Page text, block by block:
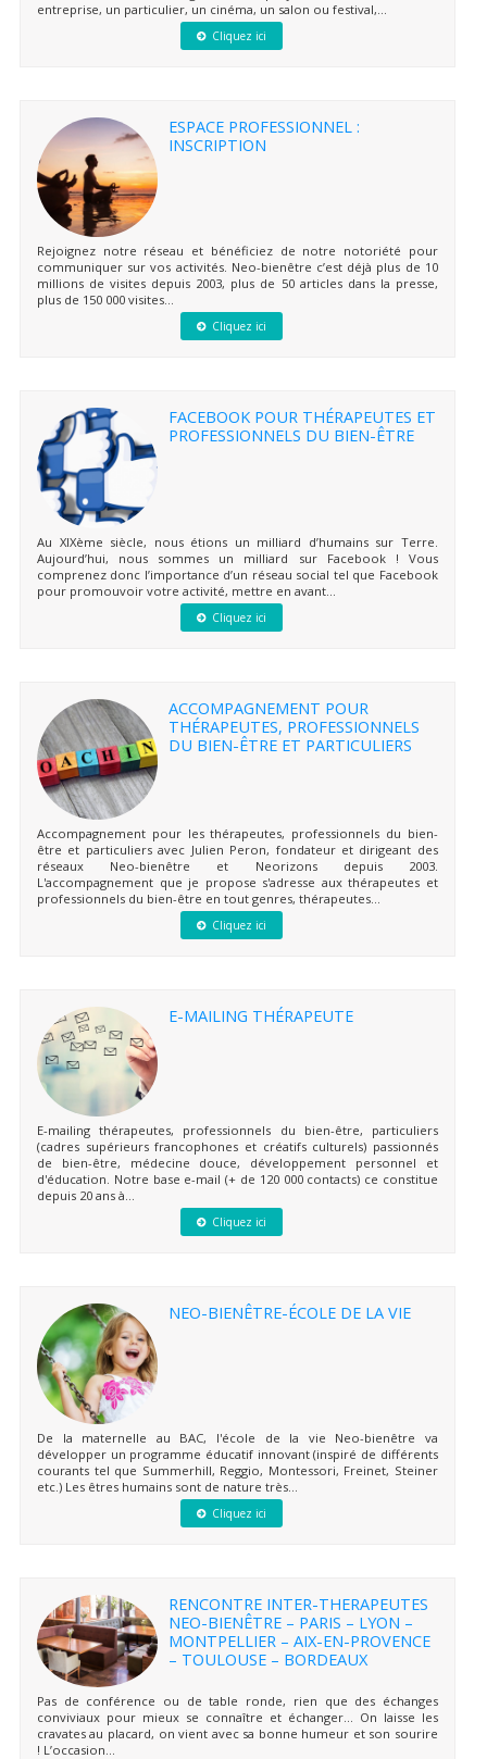
entreprise, un particulier, un cinéma, un salon ou festival,...
Cliquez ici
ESPACE PROFESSIONNEL :
INSCRIPTION
Rejoignez notre réseau et bénéficiez de notre notoriété pour
communiquer sur vos activités. Neo-bienêtre c’est déjà plus de 10
millions de visites depuis 2003, plus de 50 articles dans la presse,
plus de 150 000 visites...
Cliquez ici
FACEBOOK POUR THÉRAPEUTES ET
PROFESSIONNELS DU BIEN-ÊTRE
Au XIXème siècle, nous étions un milliard d’humains sur Terre.
Aujourd’hui, nous sommes un milliard sur Facebook ! Vous
comprenez donc l’importance d’un réseau social tel que Facebook
pour promouvoir votre activité, mettre en avant...
Cliquez ici
ACCOMPAGNEMENT POUR
THÉRAPEUTES, PROFESSIONNELS
DU BIEN-ÊTRE ET PARTICULIERS
Accompagnement pour les thérapeutes, professionnels du bien-
être et particuliers avec Julien Peron, fondateur et dirigeant des
réseaux Neo-bienêtre et Neorizons depuis 2003.
L'accompagnement que je propose s'adresse aux thérapeutes et
professionnels du bien-être en tout genres, thérapeutes...
Cliquez ici
E-MAILING THÉRAPEUTE
E-mailing thérapeutes, professionnels du bien-être, particuliers
(cadres supérieurs francophones et créatifs culturels) passionnés
de bien-être, médecine douce, développement personnel et
d'éducation. Notre base e-mail (+ de 120 000 contacts) ce constitue
depuis 20 ans à...
Cliquez ici
NEO-BIENÊTRE-ÉCOLE DE LA VIE
De la maternelle au BAC, l'école de la vie Neo-bienêtre va
développer un programme éducatif innovant (inspiré de différents
courants tel que Summerhill, Reggio, Montessori, Freinet, Steiner
etc.) Les êtres humains sont de nature très...
Cliquez ici
RENCONTRE INTER-THERAPEUTES
NEO-BIENÊTRE – PARIS – LYON –
MONTPELLIER – AIX-EN-PROVENCE
– TOULOUSE – BORDEAUX
Pas de conférence ou de table ronde, rien que des échanges
conviviaux pour mieux se connaître et échanger… On laisse les
cravates au placard, on vient avec sa bonne humeur et son sourire
! L’occasion...